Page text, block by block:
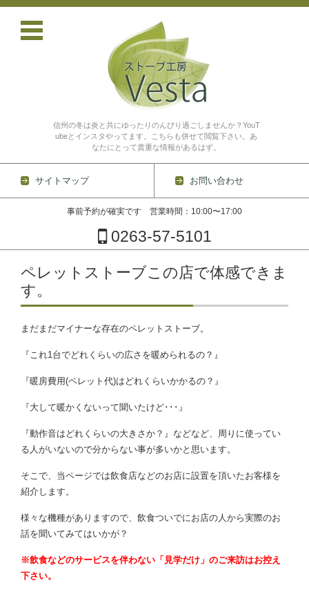
信州の冬は炎と共にゆったりのんびり過ごしませんか？YouT
ubeとインスタやってます。こちらも併せて閲覧下さい。あ
なたにとって貴重な情報があるはず。
サイトマップ お問い合わせ
事前予約が確実です 営業時間：10:00〜17:00
0263-57-5101
コンテンツに移動
ペレットストーブこの店で体感できま
す。
まだまだマイナーな存在のペレットストーブ。
『これ1台でどれくらいの広さを暖められるの？』
『暖房費用(ペレット代)はどれくらいかかるの？』
『大して暖かくないって聞いたけど･･･』
『動作音はどれくらいの大きさか？』などなど、周りに使ってい
る人がいないので分からない事が多いかと思います。
そこで、当ページでは飲食店などのお店に設置を頂いたお客様を
紹介します。
様々な機種がありますので、飲食ついでにお店の人から実際のお
話を聞いてみてはいかが？
※飲食などのサービスを伴わない「見学だけ」のご来訪はお控え
下さい。